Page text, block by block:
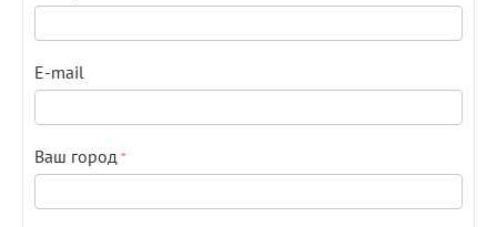
E-mail
Ваш город